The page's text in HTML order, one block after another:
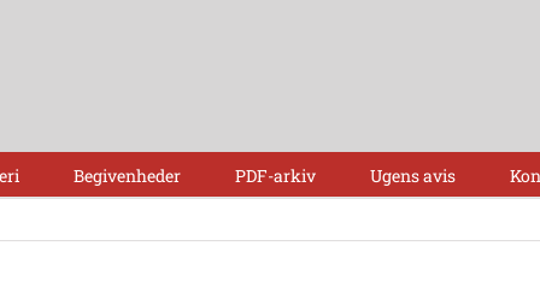
Begivenheder PDF-arkiv Ugens avis